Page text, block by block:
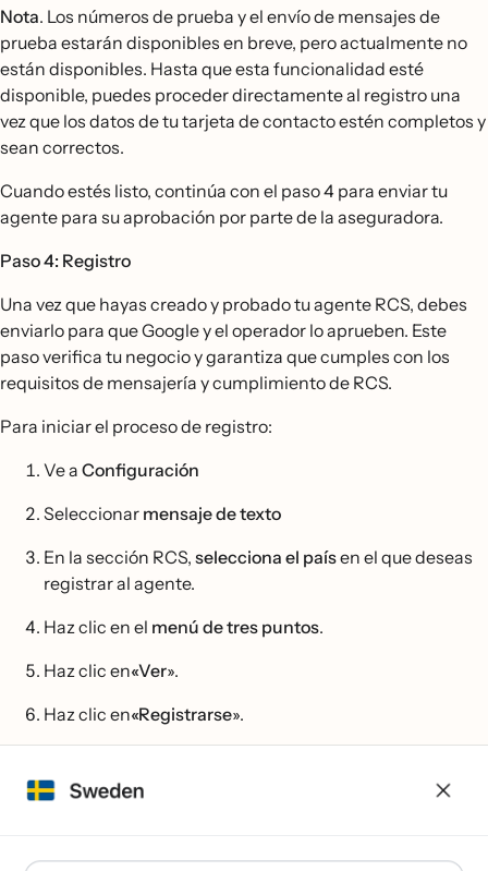
Nota. Los números de prueba y el envío de mensajes de
prueba estarán disponibles en breve, pero actualmente no
están disponibles. Hasta que esta funcionalidad esté
disponible, puedes proceder directamente al registro una
vez que los datos de tu tarjeta de contacto estén completos y
sean correctos.
Cuando estés listo, continúa con el paso 4 para enviar tu
agente para su aprobación por parte de la aseguradora.
Paso 4: Registro
Una vez que hayas creado y probado tu agente RCS, debes
enviarlo para que Google y el operador lo aprueben. Este
paso verifica tu negocio y garantiza que cumples con los
requisitos de mensajería y cumplimiento de RCS.
Para iniciar el proceso de registro:
Ve a Configuración
Seleccionar mensaje de texto
En la sección RCS, selecciona el paísen el que deseas
registrar al agente.
Haz clic en el menú de tres puntos.
Haz clic en«Ver».
Haz clic en«Registrarse».